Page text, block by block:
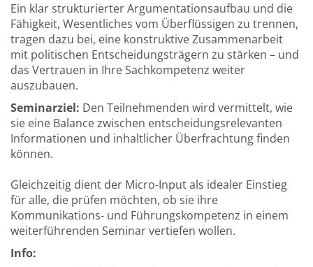
Ein klar strukturierter Argumentationsaufbau und die
Fähigkeit, Wesentliches vom Überflüssigen zu trennen,
tragen dazu bei, eine konstruktive Zusammenarbeit
mit politischen Entscheidungsträgern zu stärken – und
das Vertrauen in Ihre Sachkompetenz weiter
auszubauen.
Seminarziel: Den Teilnehmenden wird vermittelt, wie
sie eine Balance zwischen entscheidungsrelevanten
Informationen und inhaltlicher Überfrachtung finden
können.
Gleichzeitig dient der Micro-Input als idealer Einstieg
für alle, die prüfen möchten, ob sie ihre
Kommunikations- und Führungskompetenz in einem
weiterführenden Seminar vertiefen wollen.
Info: